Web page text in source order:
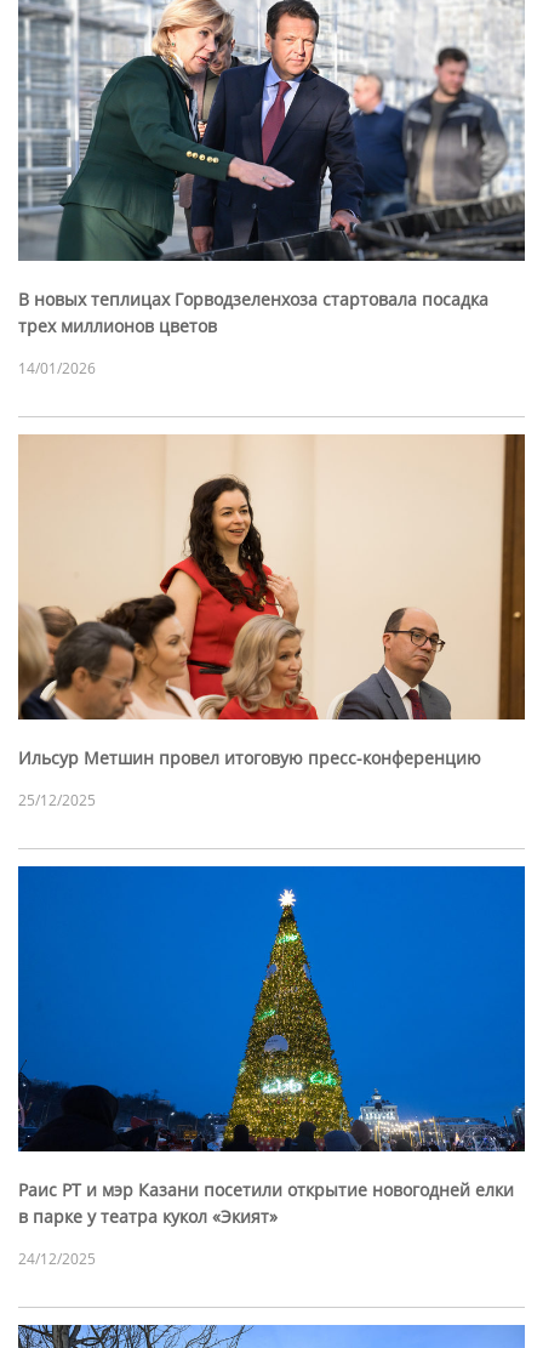
В новых теплицах Горводзеленхоза стартовала посадка
трех миллионов цветов
14/01/2026
Ильсур Метшин провел итоговую пресс-конференцию
25/12/2025
Раис РТ и мэр Казани посетили открытие новогодней елки
в парке у театра кукол «Экият»
24/12/2025